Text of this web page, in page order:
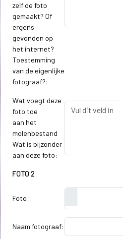
zelf de foto
gemaakt? Of
ergens
gevonden op
het internet?
Toestemming
van de eigenlijke
fotograaf?:
Wat voegt deze
foto toe
aan het
molenbestand
Wat is bijzonder
aan deze foto:
FOTO 2
Foto:
Naam fotograaf: